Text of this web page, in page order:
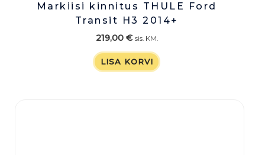
Markiisi kinnitus THULE Ford
Transit H3 2014+
219,00 € sis. KM.
LISA KORVI